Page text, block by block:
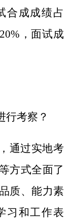
合成成绩占
，面试成
行考察？
通过实地考
方式全面了
质、能力素
习和工作表